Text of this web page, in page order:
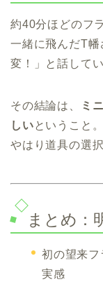
約40分ほどのフ
一緒に飛んだT幡
変！」と話してい
その結論は、
ミ
しいということ。
やはり道具の選
まとめ：
初の望来フ
実感